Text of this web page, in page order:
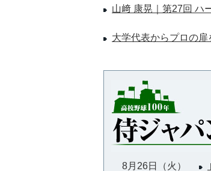
山﨑 康晃｜第27回 ハ
大学代表からプロの
8月26日（火）